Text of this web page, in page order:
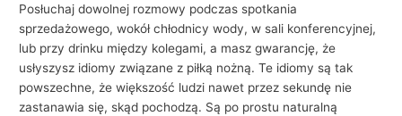
Posłuchaj dowolnej rozmowy podczas spotkania
sprzedażowego, wokół chłodnicy wody, w sali konferencyjnej,
lub przy drinku między kolegami, a masz gwarancję, że
usłyszysz idiomy związane z piłką nożną. Te idiomy są tak
powszechne, że większość ludzi nawet przez sekundę nie
zastanawia się, skąd pochodzą. Są po prostu naturalną